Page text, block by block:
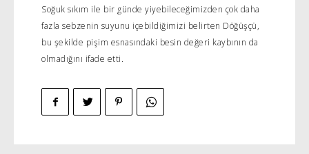
Soğuk sıkım ile bir günde yiyebileceğimizden çok daha
fazla sebzenin suyunu içebildiğimizi belirten Döğüşçü,
bu şekilde pişim esnasındaki besin değeri kaybının da
olmadığını ifade etti.